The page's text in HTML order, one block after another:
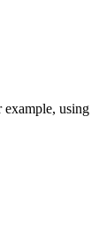
example, using